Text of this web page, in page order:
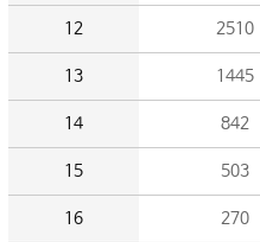
12 2510
13 1445
14 842
15 503
16 270